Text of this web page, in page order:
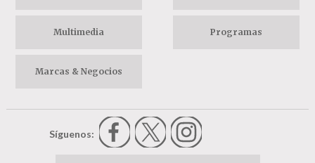
Multimedia Programas
Marcas & Negocios
Síguenos: